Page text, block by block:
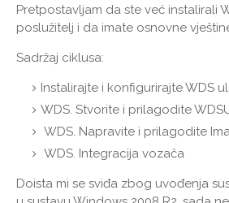
Pretpostavljam da ste već instalirali
poslužitelj i da imate osnovne
Sadržaj ciklusa:
Instalirajte i konfigurirajte WDS
WDS. Stvorite i prilagodite
WDS. Napravite i prilagodite
WDS. Integracija vozača
Doista mi se sviđa zbog uvođenja